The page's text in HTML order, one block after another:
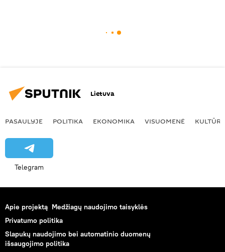
Lietuva
PASAULYJE POLITIKA EKONOMIKA VISUOMENĖ KULTŪRA
Telegram
Apie projektą Medžiagų naudojimo taisyklės
Privatumo politika
Slapukų naudojimo bei automatinio duomenų
išsaugojimo politika